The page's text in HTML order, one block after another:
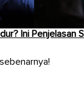
Ini Penjelasan